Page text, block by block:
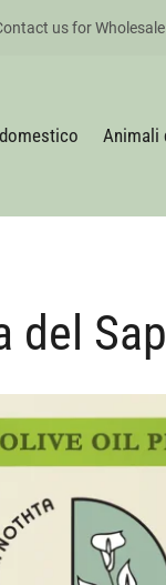
us for Wholesale
Animali
del